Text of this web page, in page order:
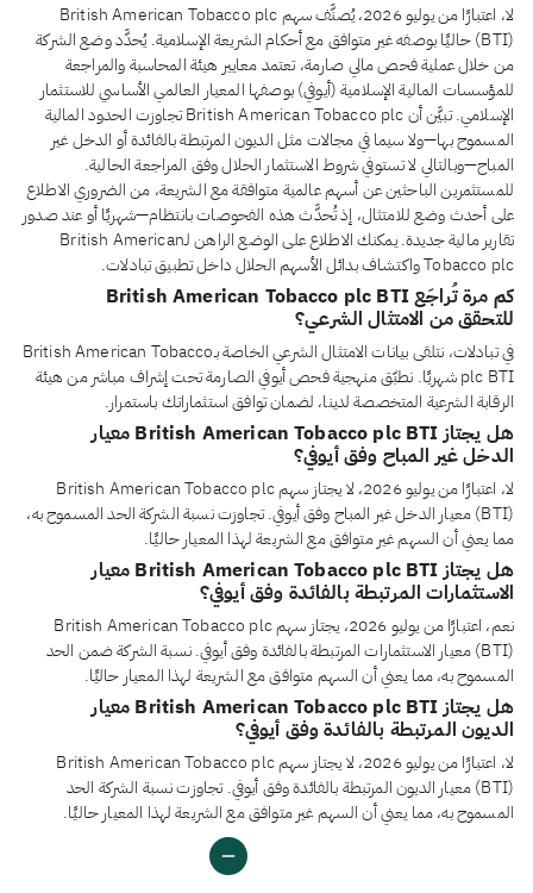
لا، اعتبارًا من يوليو 2026، يُصنَّف سهم British American Tobacco plc
(BTI) حاليًا بوصفه غير متوافق مع أحكام الشريعة الإسلامية. يُحدَّد وضع الشركة
من خلال عملية فحص مالي صارمة، تعتمد معايير هيئة المحاسبة والمراجعة
للمؤسسات المالية الإسلامية (أيوفي) بوصفها المعيار العالمي الأساسي للاستثمار
الإسلامي. تبيَّن أن British American Tobacco plc تجاوزت الحدود المالية
المسموح بها—ولا سيما في مجالات مثل الديون المرتبطة بالفائدة أو الدخل غير
المباح—وبالتالي لا تستوفي شروط الاستثمار الحلال وفق المراجعة الحالية.
للمستثمرين الباحثين عن أسهم عالمية متوافقة مع الشريعة، من الضروري الاطلاع
على أحدث وضع للامتثال، إذ تُحدَّث هذه الفحوصات بانتظام—شهريًا أو عند صدور
تقارير مالية جديدة. يمكنك الاطلاع على الوضع الراهن لـBritish American
Tobacco plc واكتشاف بدائل الأسهم الحلال داخل تطبيق تبادلات.
كم مرة تُراجَع British American Tobacco plc BTI
للتحقق من الامتثال الشرعي؟
في تبادلات، نتلقى بيانات الامتثال الشرعي الخاصة بـBritish American Tobacco
plc BTI شهريًا. نطبّق منهجية فحص أيوفي الصارمة تحت إشراف مباشر من هيئة
الرقابة الشرعية المتخصصة لدينا، لضمان توافق استثماراتك باستمرار.
هل يجتاز British American Tobacco plc BTI معيار
الدخل غير المباح وفق أيوفي؟
لا، اعتبارًا من يوليو 2026، لا يجتاز سهم British American Tobacco plc
(BTI) معيار الدخل غير المباح وفق أيوفي. تجاوزت نسبة الشركة الحد المسموح به،
مما يعني أن السهم غير متوافق مع الشريعة لهذا المعيار حاليًا.
هل يجتاز British American Tobacco plc BTI معيار
الاستثمارات المرتبطة بالفائدة وفق أيوفي؟
نعم، اعتبارًا من يوليو 2026، يجتاز سهم British American Tobacco plc
(BTI) معيار الاستثمارات المرتبطة بالفائدة وفق أيوفي. نسبة الشركة ضمن الحد
المسموح به، مما يعني أن السهم متوافق مع الشريعة لهذا المعيار حاليًا.
هل يجتاز British American Tobacco plc BTI معيار
الديون المرتبطة بالفائدة وفق أيوفي؟
لا، اعتبارًا من يوليو 2026، لا يجتاز سهم British American Tobacco plc
(BTI) معيار الديون المرتبطة بالفائدة وفق أيوفي. تجاوزت نسبة الشركة الحد
المسموح به، مما يعني أن السهم غير متوافق مع الشريعة لهذا المعيار حاليًا.